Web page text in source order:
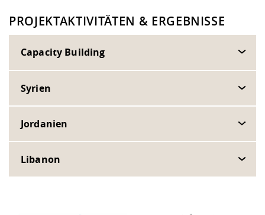
PROJEKTAKTIVITÄTEN & ERGEBNISSE
Capacity Building
Syrien
Jordanien
Libanon